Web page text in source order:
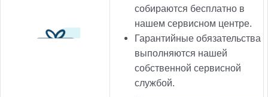
собираются бесплатно в
нашем сервисном центре.
Гарантийные обязательства
выполняются нашей
собственной сервисной
службой.